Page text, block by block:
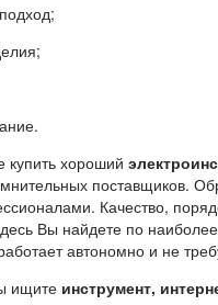
купить хороший
поставщиков.
Качество,
Вы найдете по
автономно и не
ищите инструмент,